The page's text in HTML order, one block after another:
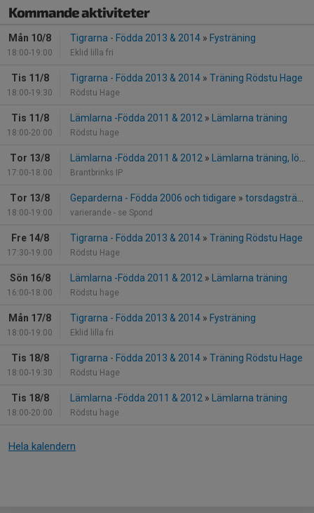
Kommande aktiviteter
Mån 10/8
18:00-19:00
Tigrarna - Födda 2013 & 2014 » Fysträning
Eklid lilla fri
Tis 11/8
18:00-19:30
Tigrarna - Födda 2013 & 2014 » Träning Rödstu Hage
Rödstu Hage
Tis 11/8
18:00-20:00
Lämlarna -Födda 2011 & 2012 » Lämlarna träning
Rödstu hage
Tor 13/8
17:00-18:00
Lämlarna -Födda 2011 & 2012 » Lämlarna träning, löpning
Brantbrinks IP
Tor 13/8
18:00-19:00
Geparderna - Födda 2006 och tidigare » torsdagsträning
varierande - se Spond
Fre 14/8
17:30-19:00
Tigrarna - Födda 2013 & 2014 » Träning Rödstu Hage
Rödstu Hage
Sön 16/8
16:00-18:00
Lämlarna -Födda 2011 & 2012 » Lämlarna träning
Rödstu hage
Mån 17/8
18:00-19:00
Tigrarna - Födda 2013 & 2014 » Fysträning
Eklid lilla fri
Tis 18/8
18:00-19:30
Tigrarna - Födda 2013 & 2014 » Träning Rödstu Hage
Rödstu Hage
Tis 18/8
18:00-20:00
Lämlarna -Födda 2011 & 2012 » Lämlarna träning
Rödstu hage
Hela kalendern